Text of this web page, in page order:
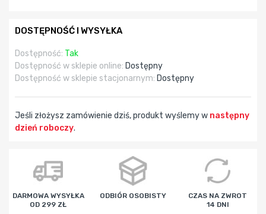
DOSTĘPNOŚĆ I WYSYŁKA
Dostępność: Tak
Dostępność w sklepie online: Dostępny
Dostępność w sklepie stacjonarnym: Dostępny
Jeśli złożysz zamówienie dziś, produkt wyślemy w następny
dzień roboczy.
godz min
DARMOWA WYSYŁKA
OD 299 ZŁ
ODBIÓR OSOBISTY
CZAS NA ZWROT
14 DNI